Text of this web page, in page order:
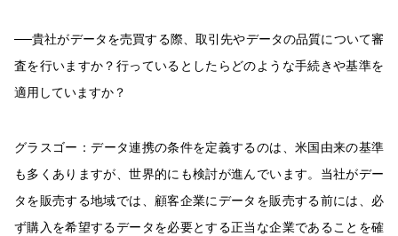
──貴社がデータを売買する際、取引先やデータの品質について審
査を行いますか？行っているとしたらどのような手続きや基準を
適用していますか？
グラスゴー：データ連携の条件を定義するのは、米国由来の基準
も多くありますが、世界的にも検討が進んでいます。当社がデー
タを販売する地域では、顧客企業にデータを販売する前には、必
ず購入を希望するデータを必要とする正当な企業であることを確